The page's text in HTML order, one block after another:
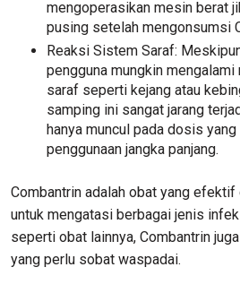
mengoperasikan mesin berat
pusing setelah mengonsumsi
Reaksi Sistem Saraf:
pengguna mungkin
saraf seperti kejang atau
samping ini sangat jarang
hanya muncul pada dosis
penggunaan jangka panjang.
Combantrin adalah obat yang efektif
untuk mengatasi berbagai jenis
seperti obat lainnya, Combantrin
yang perlu sobat waspadai.